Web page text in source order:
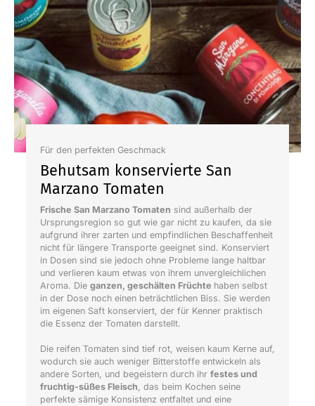
Für den perfekten Geschmack
Behutsam konservierte San
Marzano Tomaten
Frische San Marzano Tomaten sind außerhalb der
Ursprungsregion so gut wie gar nicht zu kaufen, da sie
aufgrund ihrer zarten und empfindlichen Beschaffenheit
nicht für längere Transporte geeignet sind. Konserviert
in Dosen sind sie jedoch ohne Probleme lange haltbar
und verlieren kaum etwas von ihrem unvergleichlichen
Aroma. Die ganzen, geschälten Früchte haben selbst
in der Dose noch einen beträchtlichen Biss. Sie werden
im eigenen Saft konserviert, der für Kenner praktisch
die Essenz der Tomaten darstellt.
Die reifen Tomaten sind tief rot, weisen kaum Kerne auf,
wodurch sie auch weniger Bitterstoffe entwickeln als
andere Sorten, und begeistern durch ihr festes und
fruchtig-süßes Fleisch, das beim Kochen seine
perfekte sämige Konsistenz entfaltet und eine